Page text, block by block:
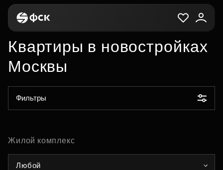
Квартиры в новостройках
Москвы
Фильтры
Жилой комплекс
Любой